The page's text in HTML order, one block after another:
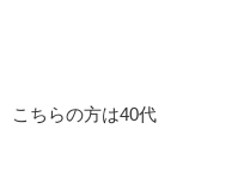
こちらの方は40代